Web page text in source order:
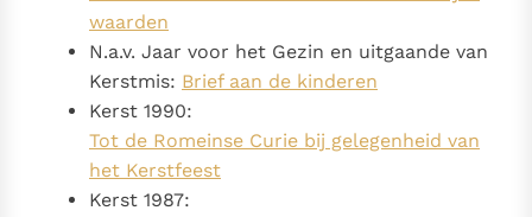
waarden
N.a.v. Jaar voor het Gezin en uitgaande van
Kerstmis: Brief aan de kinderen
Kerst 1990:
Tot de Romeinse Curie bij gelegenheid van
het Kerstfeest
Kerst 1987: